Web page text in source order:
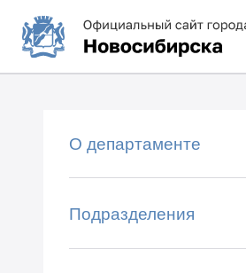
О департаменте
Подразделения